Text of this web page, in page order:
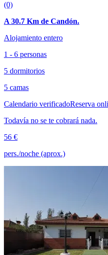
(0)
A 30.7 Km de Candón.
Alojamiento entero
1 - 6 personas
5 dormitorios
5 camas
Calendario verificadoReserva
Todavía no se te cobrará nada.
56 €
pers./noche (aprox.)